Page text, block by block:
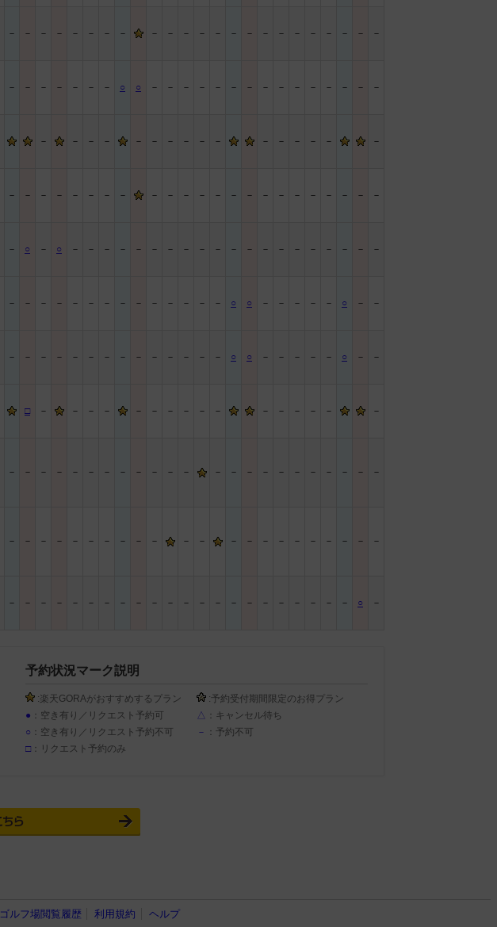
－ － － － － － － － － － － － － － － － － － － － － － －
－ － － － － － － ○ ○ － － － － － － － － － － － － － － －
－ － － － － － － － － － － － － － － －
－ － － － － － － － － － － － － － － － － － － － － － －
－ ○ － ○ － － － － － － － － － － － － － － － － － － － －
－ － － － － － － － － － － － － － ○ ○ － － － － － ○ － －
－ － － － － － － － － － － － － － ○ ○ － － － － － ○ － －
□ － － － － － － － － － － － － － － － －
－ － － － － － － － － － － － － － － － － － － － － － －
－ － － － － － － － － － － － － － － － － － － － － －
－ － － － － － － － － － － － － － － － － － － － － － ○ －
予約状況マーク説明
:楽天GORAがおすすめするプラン
:予約受付期間限定のお得プラン
● ：空き有り／リクエスト予約可 △ ：キャンセル待ち
○ ：空き有り／リクエスト予約不可 － ：予約不可
□ ：リクエスト予約のみ
ゴルフ場閲覧履歴 利用規約 ヘルプ